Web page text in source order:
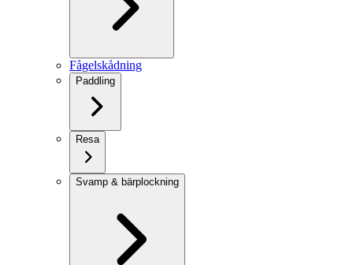
Fågelskådning
Paddling
Resa
Svamp & bärplockning